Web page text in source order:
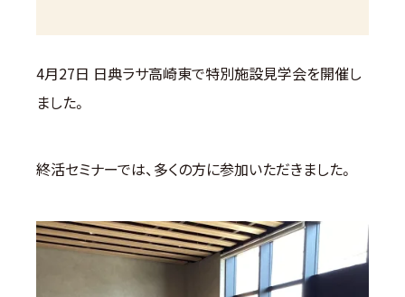
4月27日 日典ラサ高崎東で特別施設見学会を開催し
ました。
終活セミナーでは、多くの方に参加いただきました。